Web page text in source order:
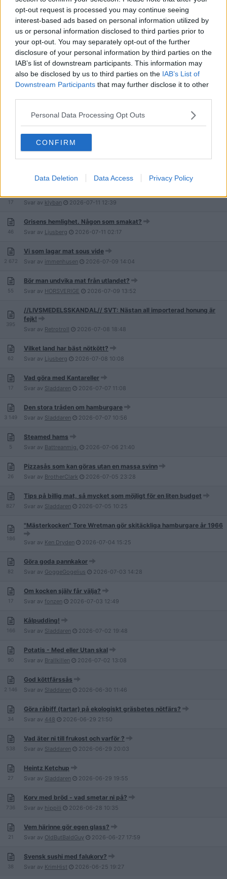
opt-out request is processed you may continue seeing
interest-based ads based on personal information utilized by
us or personal information disclosed to third parties prior to
your opt-out. You may separately opt-out of the further
disclosure of your personal information by third parties on the
IAB’s list of downstream participants. This information may
also be disclosed by us to third parties on the IAB’s List of
Downstream Participants that may further disclose it to other
Personal Data Processing Opt Outs
CONFIRM
Data Deletion Data Access Privacy Policy
Sladdaren 2026-07-22
The church of makrill i tomatsås.
Svar avSladdaren 2026-07-2210:07
Omelett-tråden!
Svar avSladdaren 2026-07-2020:28
Behöver snabbt tips; vad göra av bönor till en vegetarian?
Mat som är eller nästan är godare dagen efter
När ska man INTE använda sås till pizzan?
Svar avIntimkontakt 2026-07-15
17 Svar av klyban 2026-07-11 12:39
46
Grisens hemlighet. Någon som smakat?
Svar av Ljusberg 2026-07-11 02:17
2 672
Vi som lagar mat sous vide
Svar av immenhusen 2026-07-09 14:04
55
Bör man undvika mat från utlandet?
Svar av HORSVERIGE 2026-07-09 13:52
395
//LIVSMEDELSSKANDAL// SVT: Nästan all importerad honung är
fejk!
Svar av Retrotroll 2026-07-08 18:48
62
Vilket land har bäst nötkött?
Svar av Ljusberg 2026-07-08 10:08
17
Vad göra med Kantareller
Svar av Sladdaren 2026-07-07 11:08
3 149
Den stora tråden om hamburgare
Svar av Sladdaren 2026-07-07 10:56
5
Steamed hams
Svar av Battreanmig. 2026-07-06 21:40
26
Pizzasås som kan göras utan en massa svinn
Svar av BrotherClark 2026-07-05 23:28
827
Tips på billig mat, så mycket som möjligt för en liten budget
Svar av Sladdaren 2026-07-05 10:25
186
"Mästerkocken" Tore Wretman gör skitäckliga hamburgare år 1966
Svar av Ken Dryden 2026-07-04 15:25
82
Göra goda pannkakor
Svar av GoggeGogelius 2026-07-03 14:28
17
Om kocken själv får välja?
Svar av fonzen 2026-07-03 12:49
166
Kålpudding!
Svar av Sladdaren 2026-07-02 19:48
90
Potatis - Med eller Utan skal
Svar av Brallkillen 2026-07-02 13:08
2 146
God köttfärssås
Svar av Sladdaren 2026-06-30 11:46
34
Göra råbiff (tartar) på ekologiskt gräsbetes nötfärs?
Svar av 448 2026-06-29 21:50
538
Vad äter ni till frukost och varför ?
Svar av Sladdaren 2026-06-29 20:03
27
Heintz Ketchup
Svar av Sladdaren 2026-06-29 19:55
736
Korv med bröd - vad smetar ni på?
Svar av hippili 2026-06-28 10:35
21
Vem härinne gör egen glass?
Svar av OldButBaldGuy 2026-06-27 17:59
38
Svensk sushi med falukorv?
Svar av KrimHist 2026-06-25 19:27